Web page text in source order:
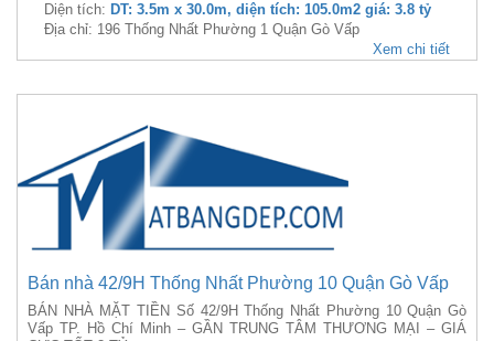
Diện tích: DT: 3.5m x 30.0m, diện tích: 105.0m2 giá: 3.8 tỷ
Địa chỉ: 196 Thống Nhất Phường 1 Quận Gò Vấp
Xem chi tiết
Bán nhà 42/9H Thống Nhất Phường 10 Quận Gò Vấp
BÁN NHÀ MẶT TIỀN Số 42/9H Thống Nhất Phường 10 Quận Gò
Vấp TP. Hồ Chí Minh – GẦN TRUNG TÂM THƯƠNG MẠI – GIÁ